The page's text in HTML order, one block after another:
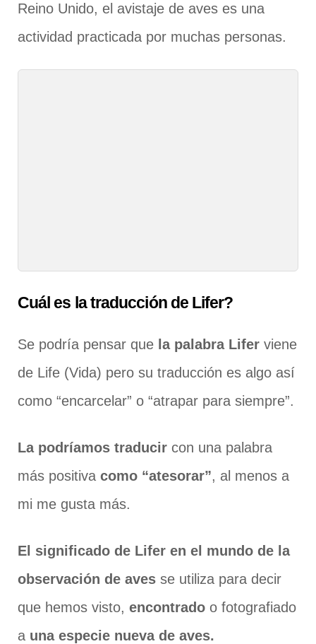
Reino Unido, el avistaje de aves es una
actividad practicada por muchas personas.
Cuál es la traducción de Lifer?
Se podría pensar que la palabra Lifer viene
de Life (Vida) pero su traducción es algo así
como “encarcelar” o “atrapar para siempre”.
La podríamos traducir con una palabra
más positiva como “atesorar”, al menos a
mi me gusta más.
El significado de Lifer en el mundo de la
observación de aves se utiliza para decir
que hemos visto, encontrado o fotografiado
a una especie nueva de aves.